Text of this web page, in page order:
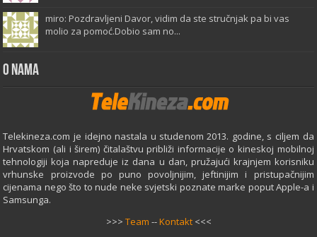
miro: Pozdravljeni Davor, vidim da ste stručnjak pa bi vas
molio za pomoć.Dobio sam no...
O Nama
Telekineza.com je idejno nastala u studenom 2013. godine, s ciljem da
Hrvatskom (ali i širem) čitalaštvu približi informacije o kineskoj mobilnoj
tehnologiji koja napreduje iz dana u dan, pružajući krajnjem korisniku
vrhunske proizvode po puno povoljnijim, jeftinijim i pristupačnijim
cijenama nego što to nude neke svjetski poznate marke poput Apple-a i
Samsunga.
>>> Team --Kontakt<<<